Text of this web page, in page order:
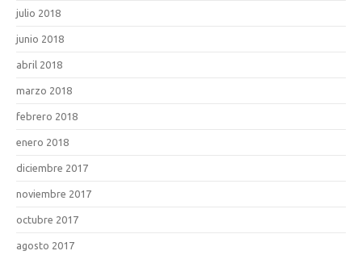
julio 2018
junio 2018
abril 2018
marzo 2018
febrero 2018
enero 2018
diciembre 2017
noviembre 2017
octubre 2017
agosto 2017